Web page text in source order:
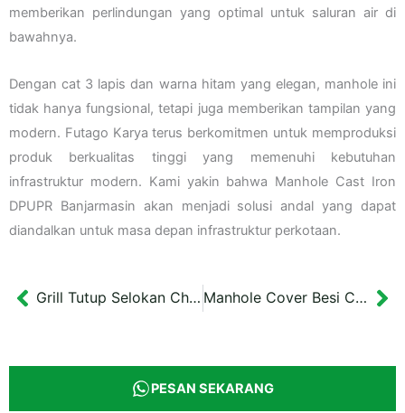
memberikan perlindungan yang optimal untuk saluran air di
bawahnya.
Dengan cat 3 lapis dan warna hitam yang elegan, manhole ini
tidak hanya fungsional, tetapi juga memberikan tampilan yang
modern. Futago Karya terus berkomitmen untuk memproduksi
produk berkualitas tinggi yang memenuhi kebutuhan
infrastruktur modern. Kami yakin bahwa Manhole Cast Iron
DPUPR Banjarmasin akan menjadi solusi andal yang dapat
diandalkan untuk masa depan infrastruktur perkotaan.
Prev Grill Tutup Selokan Chamber UII Yogyakarta 20×134,5 cm Manhole Cover Besi Cor Diameter 60 cm DPUPKP Ponorogo
PESAN SEKARANG